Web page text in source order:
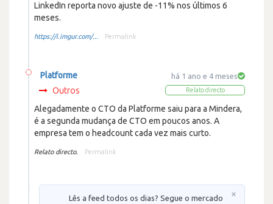
LinkedIn reporta novo ajuste de -11% nos últimos 6
meses.
https://i.imgur.com/... Permalink
há 1 ano e 4 meses
Relato directo
Platforme
Outros
Alegadamente o CTO da Platforme saiu para a Mindera,
é a segunda mudança de CTO em poucos anos. A
empresa tem o headcount cada vez mais curto.
Relato directo. Permalink
Lês a feed todos os dias? Segue o mercado
×